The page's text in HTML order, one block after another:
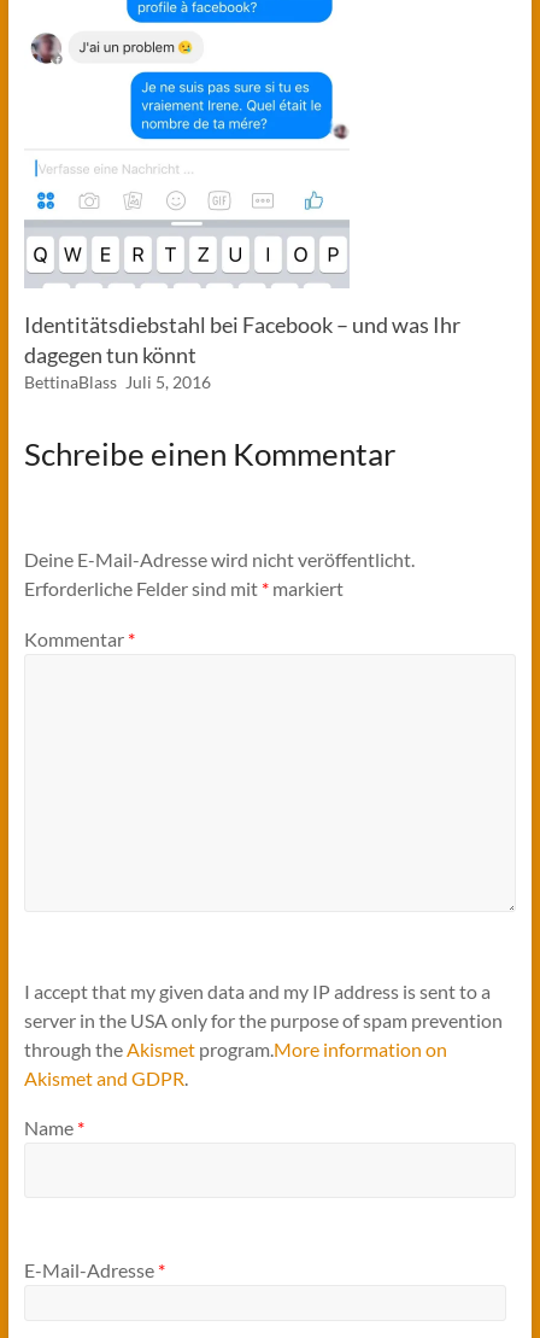
Identitätsdiebstahl bei Facebook – und was Ihr
dagegen tun könnt
BettinaBlass Juli 5, 2016
Schreibe einen Kommentar
Deine E-Mail-Adresse wird nicht veröffentlicht.
Erforderliche Felder sind mit *markiert
Kommentar *
I accept that my given data and my IP address is sent to a
server in the USA only for the purpose of spam prevention
through the Akismetprogram. More information on
Akismet and GDPR
Name *
E-Mail-Adresse *